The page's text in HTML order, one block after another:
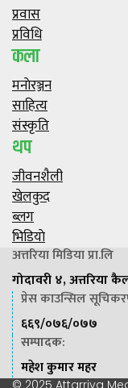
प्रवास
प्रविधि
कला
मनाेरञ्जन
साहित्य
संस्कृति
थप
जीवनशैली
खेलकुद
ब्लग
भिडियाे
अत्तरिया मिडिया प्रा.लि
गोदावरी ४, अत्तरिया
प्रेस काउन्सिल
६६९/०७६/०७७
सम्पादक:
महेश कुमार महर